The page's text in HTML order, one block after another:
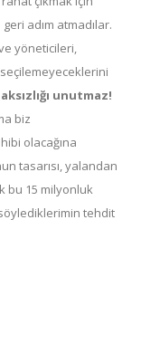
adım atmadılar.
yöneticileri,
unutmaz!
biz
olacağına
tasarısı, yalandan
bu 15 milyonluk
tehdit